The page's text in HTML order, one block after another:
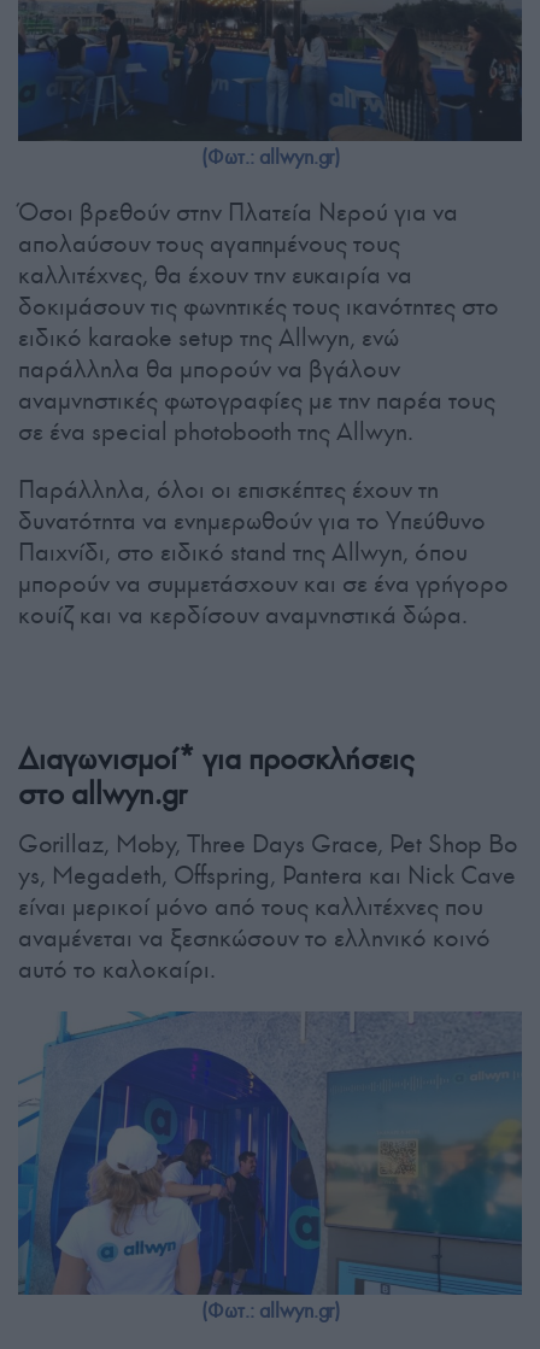
(Φωτ.: allwyn.gr)
Όσοι βρεθούν στην Πλατεία Νερού για να
απολαύσουν τους αγαπημένους τους
καλλιτέχνες, θα έχουν την ευκαιρία να
δοκιμάσουν τις φωνητικές τους ικανότητες στο
ειδικό karaoke setup της Allwyn, ενώ
παράλληλα θα μπορούν να βγάλουν
αναμνηστικές φωτογραφίες με την παρέα τους
σε ένα special photobooth της Allwyn.
Παράλληλα, όλοι οι επισκέπτες έχουν τη
δυνατότητα να ενημερωθούν για το Υπεύθυνο
Παιχνίδι, στο ειδικό stand της Allwyn, όπου
μπορούν να συμμετάσχουν και σε ένα γρήγορο
κουίζ και να κερδίσουν αναμνηστικά δώρα.
Διαγωνισμοί* για προσκλήσεις
στο allwyn.gr
Gorillaz, Moby, Three Days Grace, Pet Shop Bo
ys, Megadeth, Offspring, Pantera και Nick Cave
είναι μερικοί μόνο από τους καλλιτέχνες που
αναμένεται να ξεσηκώσουν το ελληνικό κοινό
αυτό το καλοκαίρι.
(Φωτ.: allwyn.gr)